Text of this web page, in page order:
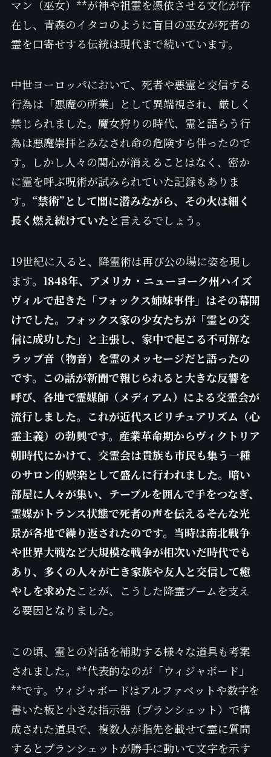
マン（巫女）**が神や祖霊を憑依させる文化が存
在し、青森のイタコのように盲目の巫女が死者の
霊を口寄せする伝統は現代まで続いています。
中世ヨーロッパにおいて、死者や悪霊と交信する
行為は「悪魔の所業」として異端視され、厳しく
禁じられました。魔女狩りの時代、霊と語らう行
為は悪魔崇拝とみなされ命の危険すら伴ったので
す。しかし人々の関心が消えることはなく、密か
に霊を呼ぶ呪術が試みられていた記録もありま
す。 “禁術”として闇に潜みながら、その火は細く
長く燃え続けていたと言えるでしょう。
19世紀に入ると、降霊術は再び公の場に姿を現し
ます。 1848年、アメリカ・ニューヨーク州ハイズ
ヴィルで起きた「フォックス姉妹事件」はその幕開
けでした。フォックス家の少女たちが「霊との交
信に成功した」と主張し、家中で起こる不可解な
ラップ音（物音）を霊のメッセージだと語ったの
です。この話が新聞で報じられると大きな反響を
呼び、各地で霊媒師（メディアム）による交霊会が
流行しました。これが近代スピリチュアリズム（心
霊主義）の勃興です。産業革命期からヴィクトリア
朝時代にかけて、交霊会は貴族も市民も集う一種
のサロン的娯楽として盛んに行われました。暗い
部屋に人々が集い、テーブルを囲んで手をつなぎ、
霊媒がトランス状態で死者の声を伝える――そんな光
景が各地で繰り返されたのです。当時は南北戦争
や世界大戦など大規模な戦争が相次いだ時代でも
あり、多くの人々が亡き家族や友人と交信して癒
やしを求めたことが、こうした降霊ブームを支え
る要因となりました。
この頃、霊との対話を補助する様々な道具も考案
されました。**代表的なのが「ウィジャボード」
**です。ウィジャボードはアルファベットや数字を
書いた板と小さな指示器（プランシェット）で構
成された道具で、複数人が指先を載せて霊に質問
するとプランシェットが勝手に動いて文字を示す